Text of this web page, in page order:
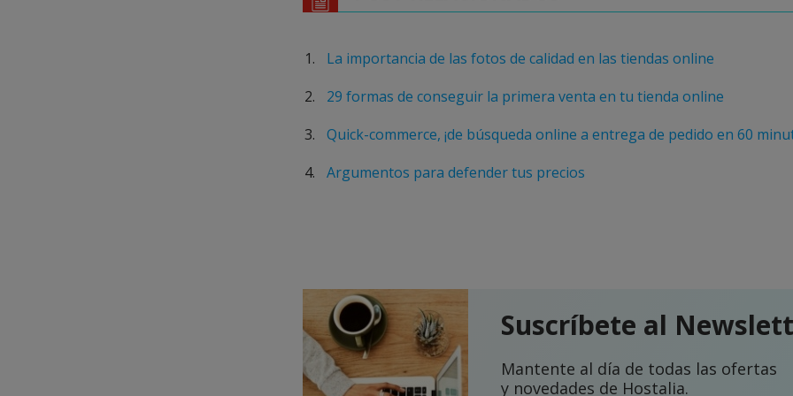
La importancia de las fotos de calidad en las tiendas online
29 formas de conseguir la primera venta en tu tienda online
Quick-commerce, ¡de búsqueda online a entrega de pedido en 60
Argumentos para defender tus precios
Suscríbete al
Mantente al día de todas las ofertas
y novedades de Hostalia.